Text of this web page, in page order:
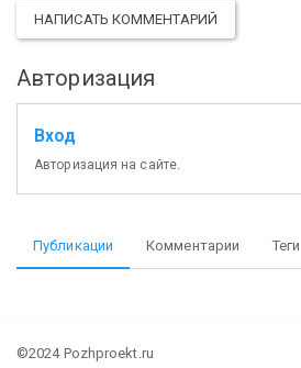
НАПИСАТЬ КОММЕНТАРИЙ
Авторизация
Вход
Авторизация на сайте.
Публикации Комментарии Теги
©2024 Pozhproekt.ru